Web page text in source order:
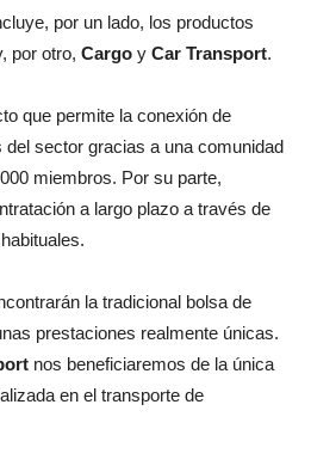
por un lado, los productos
por otro, Cargo y Car Transport.
que permite la conexión de
sector gracias a una comunidad
miembros. Por su parte,
a largo plazo a través de
la tradicional bolsa de
prestaciones realmente únicas.
nos beneficiaremos de la única
en el transporte de